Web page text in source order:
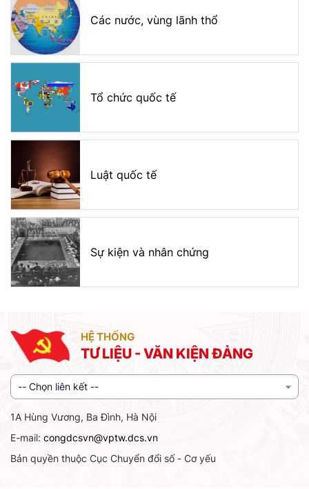
Các nước, vùng lãnh thổ
Tổ chức quốc tế
Luật quốc tế
Sự kiện và nhân chứng
HỆ THỐNG
TƯ LIỆU - VĂN KIỆN ĐẢNG
-- Chọn liên kết --
1A Hùng Vương, Ba Đình, Hà Nội
E-mail: congdcsvn@vptw.dcs.vn
Bản quyền thuộc Cục Chuyển đổi số - Cơ yếu